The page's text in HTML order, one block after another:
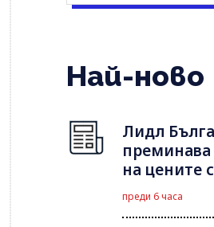
Най-ново
Лидл
на цените
преди 6 часа